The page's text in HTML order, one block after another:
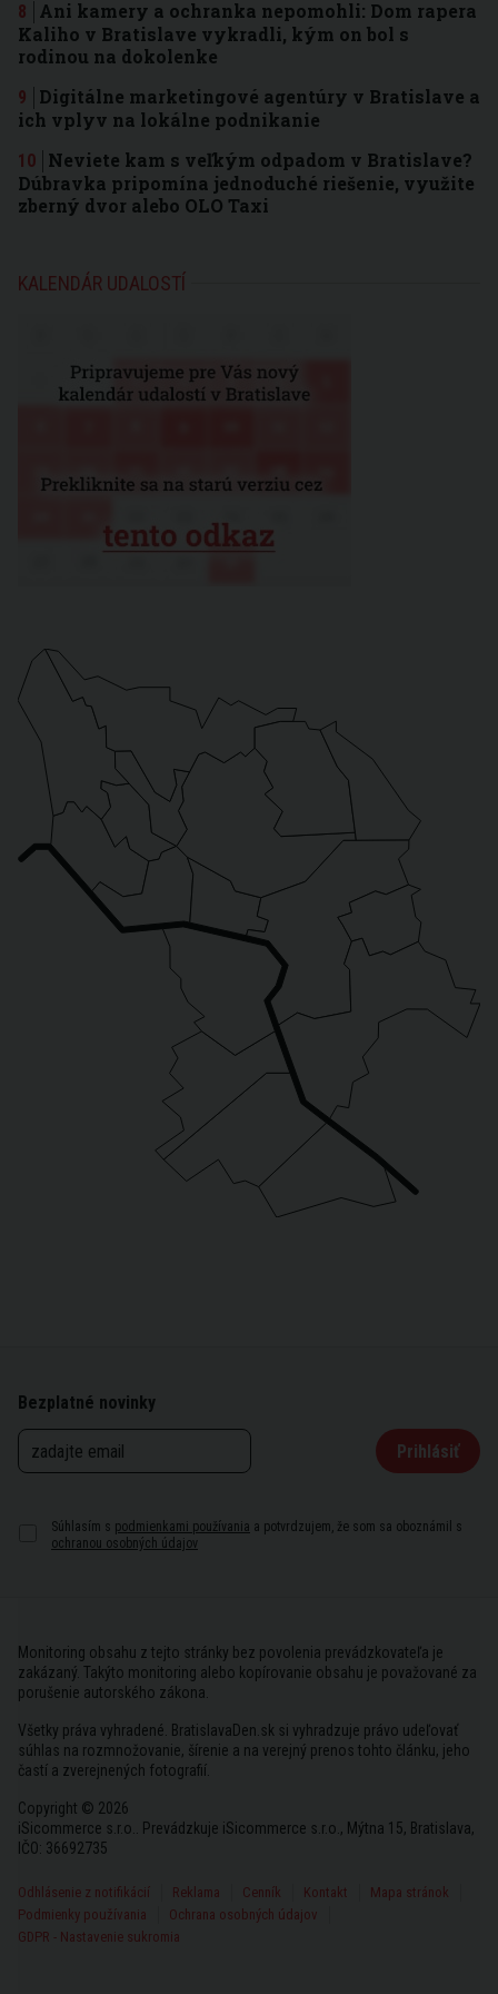
Ani kamery a ochranka nepomohli: Dom rapera
Kaliho v Bratislave vykradli, kým on bol s
rodinou na dokolenke
Digitálne marketingové agentúry v Bratislave a
ich vplyv na lokálne podnikanie
Neviete kam s veľkým odpadom v Bratislave?
Dúbravka pripomína jednoduché riešenie, využite
zberný dvor alebo OLO Taxi
KALENDÁR UDALOSTÍ
Bezplatné novinky
Prihlásiť
Súhlasím s podmienkami používania a potvrdzujem, že som sa oboznámil s
ochranou osobných údajov
Monitoring obsahu z tejto stránky bez povolenia prevádzkovateľa je
zakázaný. Takýto monitoring alebo kopírovanie obsahu je považované za
porušenie autorského zákona.
Všetky práva vyhradené. BratislavaDen.sk si vyhradzuje právo udeľovať
súhlas na rozmnožovanie, šírenie a na verejný prenos tohto článku, jeho
častí a zverejnených fotografií.
Copyright © 2026
iSicommerce s.r.o.. Prevádzkuje iSicommerce s.r.o., Mýtna 15, Bratislava,
IČO: 36692735
Odhlásenie z notifikácií Reklama Cenník Kontakt
Mapa stránok
Podmienky používania
Ochrana osobných údajov
GDPR - Nastavenie sukromia